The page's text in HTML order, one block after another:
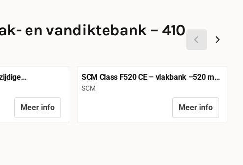
en vandiktebank – 410
breedte
Meer info
SCM Class F520 CE – vlakbank –520 mm
werkbreedte
Merk:
SCM
Meer info